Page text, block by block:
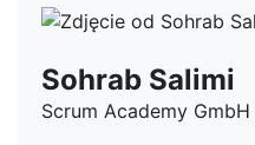
Sohrab Salimi
Scrum Academy GmbH